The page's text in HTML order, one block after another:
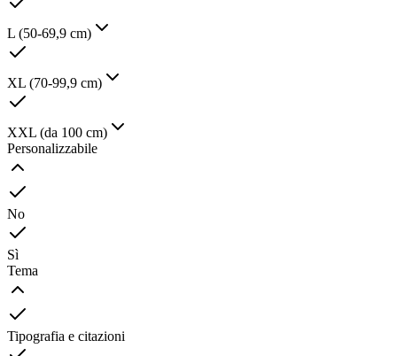
L (50-69,9 cm)
XL (70-99,9 cm)
XXL (da 100 cm)
Personalizzabile
No
Sì
Tema
Tipografia e citazioni